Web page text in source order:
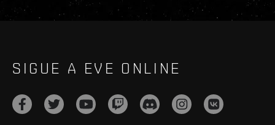
SIGUE A EVE ONLINE